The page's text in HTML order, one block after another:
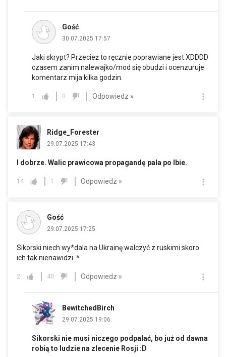
Gość
30.07.2025 17:57
Jaki skrypt? Przecież to ręcznie poprawiane jest XDDDD
czasem zanim nalewajko/mod się obudzi i ocenzuruje
komentarz mija kilka godzin.
1 0 Odpowiedz »
Ridge_Forester
29.07.2025 17:43
I dobrze. Walic prawicowa propagandę pala po lbie.
14 1 Odpowiedz »
Gość
29.07.2025 17:25
Sikorski niech wy*dala na Ukrainę walczyć z ruskimi skoro
ich tak nienawidzi. *
2 40 Odpowiedz »
BewitchedBirch
29.07.2025 19:06
Sikorski nie musi niczego podpalać, bo już od dawna
robią to ludzie na zlecenie Rosji :D